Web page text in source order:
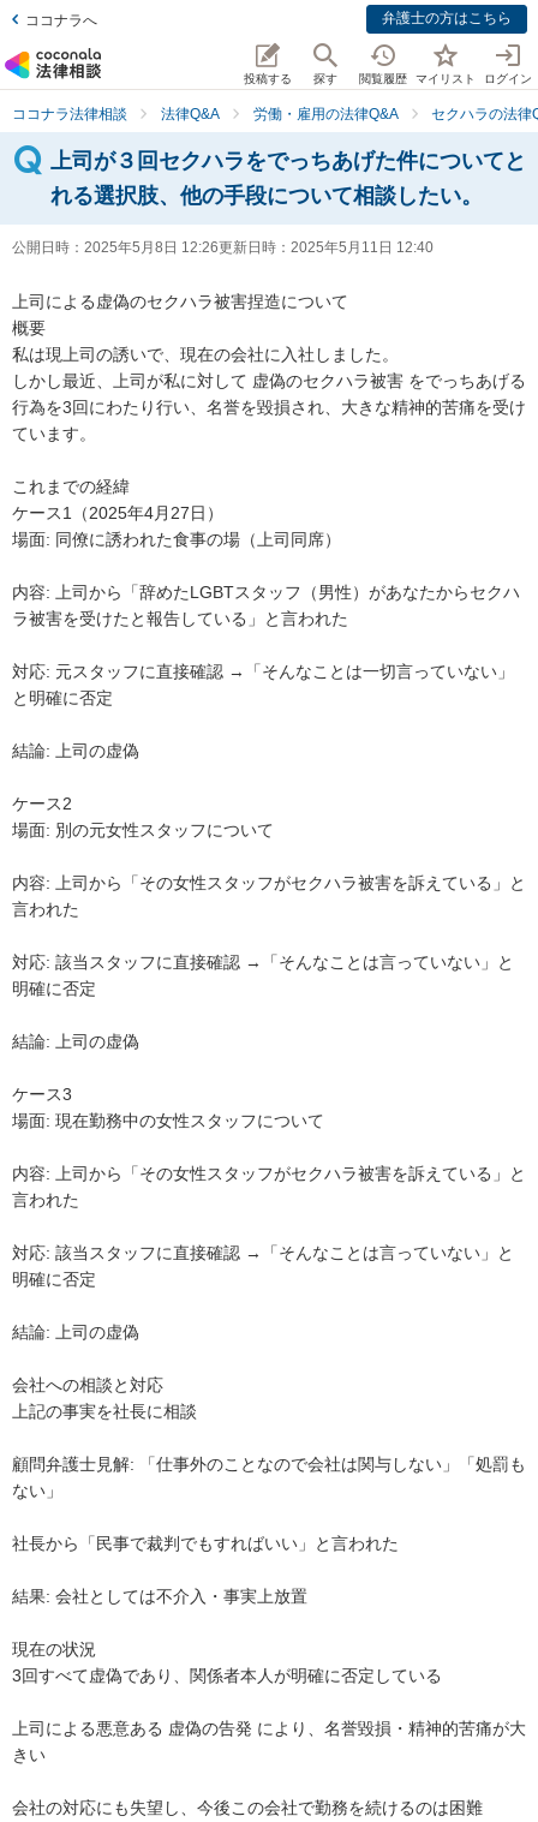
ココナラへ 弁護士の方はこちら
投稿する 探す 閲覧履歴 マイリスト ログイン
ココナラ法律相談 法律Q&A 労働・雇用の法律Q&A セクハラの法律
上司が３回セクハラをでっちあげた件についてと
れる選択肢、他の手段について相談したい。
公開日時： 2025年5月8日 12:26更新日時： 2025年5月11日 12:40
上司による虚偽のセクハラ被害捏造について
概要
私は現上司の誘いで、現在の会社に入社しました。
しかし最近、上司が私に対して 虚偽のセクハラ被害 をでっちあげる
行為を3回にわたり行い、名誉を毀損され、大きな精神的苦痛を受け
ています。
これまでの経緯
ケース1（2025年4月27日）
場面: 同僚に誘われた食事の場（上司同席）
内容: 上司から「辞めたLGBTスタッフ（男性）があなたからセクハ
ラ被害を受けたと報告している」と言われた
対応: 元スタッフに直接確認 →「そんなことは一切言っていない」
と明確に否定
結論: 上司の虚偽
ケース2
場面: 別の元女性スタッフについて
内容: 上司から「その女性スタッフがセクハラ被害を訴えている」と
言われた
対応: 該当スタッフに直接確認 →「そんなことは言っていない」と
明確に否定
結論: 上司の虚偽
ケース3
場面: 現在勤務中の女性スタッフについて
内容: 上司から「その女性スタッフがセクハラ被害を訴えている」と
言われた
対応: 該当スタッフに直接確認 →「そんなことは言っていない」と
明確に否定
結論: 上司の虚偽
会社への相談と対応
上記の事実を社長に相談
顧問弁護士見解: 「仕事外のことなので会社は関与しない」「処罰も
ない」
社長から「民事で裁判でもすればいい」と言われた
結果: 会社としては不介入・事実上放置
現在の状況
3回すべて虚偽であり、関係者本人が明確に否定している
上司による悪意ある 虚偽の告発 により、名誉毀損・精神的苦痛が大
きい
会社の対応にも失望し、今後この会社で勤務を続けるのは困難